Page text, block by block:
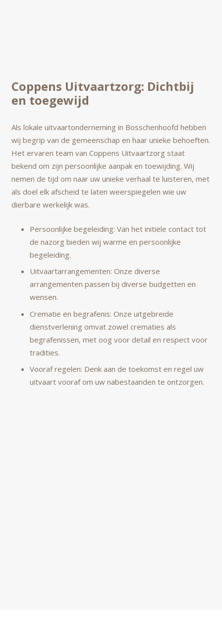
Coppens Uitvaartzorg: Dichtbij
en toegewijd
Als lokale uitvaartonderneming in Bosschenhoofd hebben
wij begrip van de gemeenschap en haar unieke behoeften.
Het ervaren team van Coppens Uitvaartzorg staat
bekend om zijn persoonlijke aanpak en toewijding. Wij
nemen de tijd om naar uw unieke verhaal te luisteren, met
als doel elk afscheid te laten weerspiegelen wie uw
dierbare werkelijk was.
Persoonlijke begeleiding: Van het initiële contact tot
de nazorg bieden wij warme en persoonlijke
begeleiding.
Uitvaartarrangementen: Onze diverse
arrangementen passen bij diverse budgetten en
wensen.
Crematie en begrafenis: Onze uitgebreide
dienstverlening omvat zowel crematies als
begrafenissen, met oog voor detail en respect voor
tradities.
Vooraf regelen: Denk aan de toekomst en regel uw
uitvaart vooraf om uw nabestaanden te ontzorgen.